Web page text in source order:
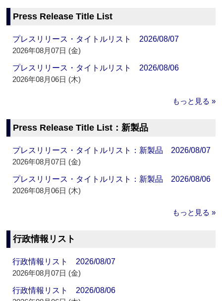
Press Release Title List
プレスリリース・タイトルリスト 2026/08/07
2026年08月07日 (金)
プレスリリース・タイトルリスト 2026/08/06
2026年08月06日 (木)
もっと見る »
Press Release Title List：新製品
プレスリリース・タイトルリスト：新製品 2026/08/07
2026年08月07日 (金)
プレスリリース・タイトルリスト：新製品 2026/08/06
2026年08月06日 (木)
もっと見る »
行政情報リスト
行政情報リスト 2026/08/07
2026年08月07日 (金)
行政情報リスト 2026/08/06